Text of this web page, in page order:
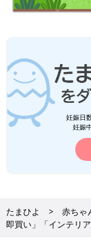
妊娠日
妊娠
たまひよ 赤ちゃ
即買い」「インテリ